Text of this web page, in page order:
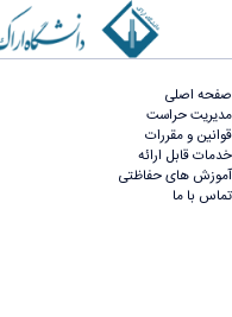
صفحه اصلی
مدیریت حراست
قوانین و مقررات
خدمات قابل ارائه
آموزش های حفاظتی
تماس با ما